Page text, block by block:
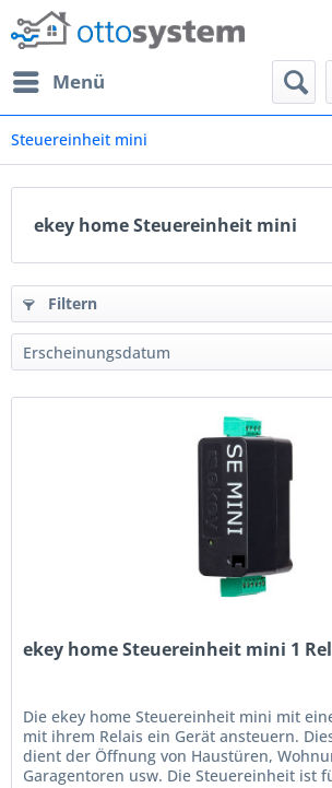
Menü
Steuereinheit mini
ekey home Steuereinheit mini
Filtern
ekey home Steuereinheit mini 1
Die ekey home Steuereinheit mini mit
mit ihrem Relais ein Gerät ansteuern.
dient der Öffnung von Haustüren,
Garagentoren usw. Die Steuereinheit ist